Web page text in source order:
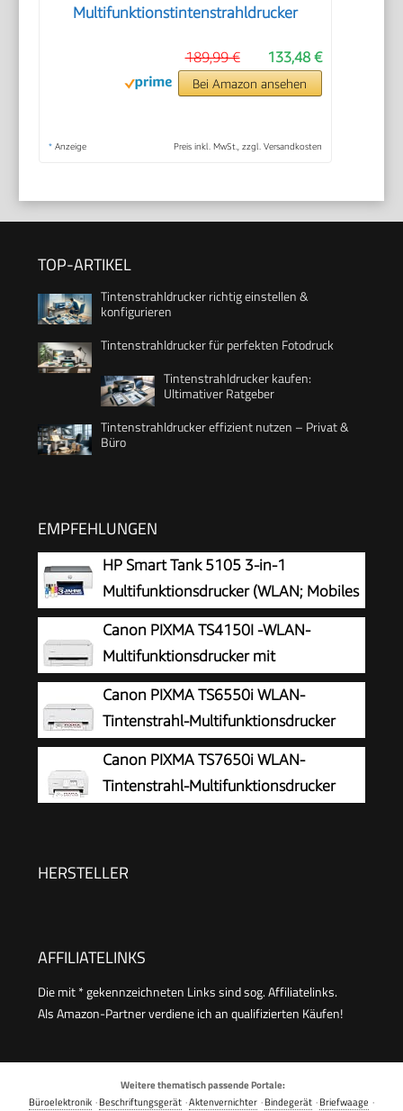
Multifunktionstintenstrahldrucker
133,48 €
189,99 €
Bei Amazon ansehen
* Anzeige Preis inkl. MwSt., zzgl. Versandkosten
TOP-ARTIKEL
Tintenstrahldrucker richtig einstellen &
konfigurieren
Tintenstrahldrucker für perfekten Fotodruck
Tintenstrahldrucker kaufen:
Ultimativer Ratgeber
Tintenstrahldrucker effizient nutzen – Privat &
Büro
EMPFEHLUNGEN
HP Smart Tank 5105 3-in-1
Multifunktionsdrucker (WLAN; Mobiles
Drucken) – 3 Jahre Tinte inklusive, 3
Jahre Garantie, großer Tintentank, hohe
Reichweite, Drucken in hoher Qualität
Canon PIXMA TS4150I -WLAN-
Multifunktionsdrucker mit
Papierkassette und Frontbedienung &
Duplexdruck | Kabelloses Drucken vom
Smartphone leicht gemacht PIXMA Print Plan
kompatibel
Canon PIXMA TS6550i WLAN-
Tintenstrahl-Multifunktionsdrucker
Canon PIXMA TS7650i WLAN-
Tintenstrahl-Multifunktionsdrucker
HERSTELLER
AFFILIATELINKS
Die mit * gekennzeichneten Links sind sog. Affiliatelinks.
Als Amazon-Partner verdiene ich an qualifizierten Käufen!
Weitere thematisch passende Portale:
Büroelektronik ·Beschriftungsgerät ·Aktenvernichter ·Bindegerät ·Briefwaage ·